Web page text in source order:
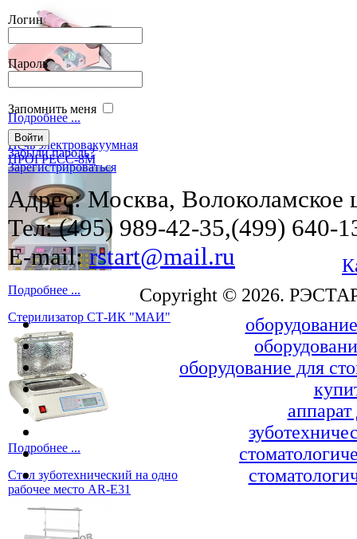
Подробнее ...
Печь электровакуумная
ПРОГРЕСС-8М
Подробнее ...
Стерилизатор СТ-ИК "МАИ"
Подробнее ...
Стол зуботехнический на одно
рабочее место AR-E31
Логин
Пароль
Запомнить меня
Забыли пароль?
Зарегистрироваться
Адрес: Москва, Волоколамское
Тел: (495) 989-42-35,(499) 640-
E-mail:rstart@mail.ru
Copyright © 2026.
оборудование для